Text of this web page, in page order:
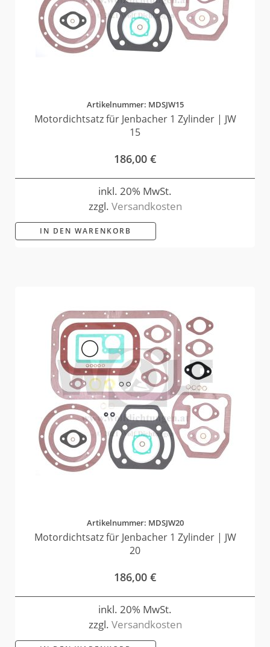
Artikelnummer: MDSJW15
Motordichtsatz für Jenbacher 1 Zylinder | JW
15
186,00 €
inkl. 20% MwSt.
zzgl. Versandkosten
IN DEN WARENKORB
Artikelnummer: MDSJW20
Motordichtsatz für Jenbacher 1 Zylinder | JW
20
186,00 €
inkl. 20% MwSt.
zzgl. Versandkosten